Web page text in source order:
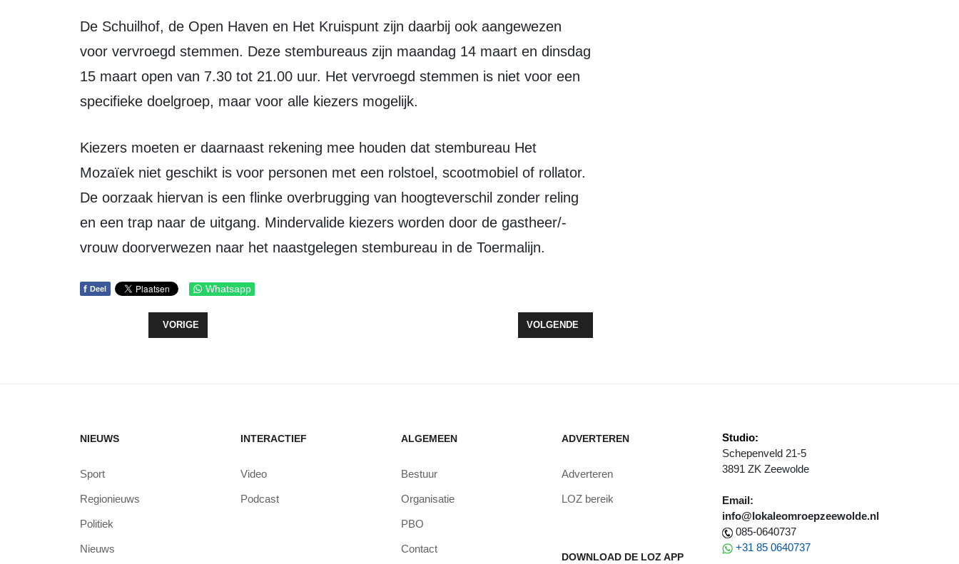
De Schuilhof, de Open Haven en Het Kruispunt zijn daarbij ook aangewezen
voor vervroegd stemmen. Deze stembureaus zijn maandag 14 maart en dinsdag
15 maart open van 7.30 tot 21.00 uur. Het vervroegd stemmen is niet voor een
specifieke doelgroep, maar voor alle kiezers mogelijk.
Kiezers moeten er daarnaast rekening mee houden dat stembureau Het
Mozaïek niet geschikt is voor personen met een rolstoel, scootmobiel of rollator.
De oorzaak hiervan is een flinke overbrugging van hoogteverschil zonder reling
en een trap naar de uitgang. Mindervalide kiezers worden door de gastheer/-
vrouw doorverwezen naar het naastgelegen stembureau in de Toermalijn.
f Deel Whatsapp
VORIG ARTIKEL: BEKENDE MAAR OOK NIEUWE GEZICHTEN OP DE KANDIDATENLIJST D66
VORIGE VOLGENDE ARTIKEL: GROENLINKS NEEMT GEEN DEEL AAN VERKIEZINGEN
VOLGENDE
NIEUWS
Sport
Regionieuws
Politiek
Nieuws
INTERACTIEF
Video
Podcast
ALGEMEEN
Bestuur
Organisatie
PBO
Contact
ADVERTEREN
Adverteren
LOZ bereik
DOWNLOAD DE LOZ APP
Studio:
Schepenveld 21-5
3891 ZK Zeewolde
Email:
info@lokaleomroepzeewolde.nl
085-0640737
+31 85 0640737